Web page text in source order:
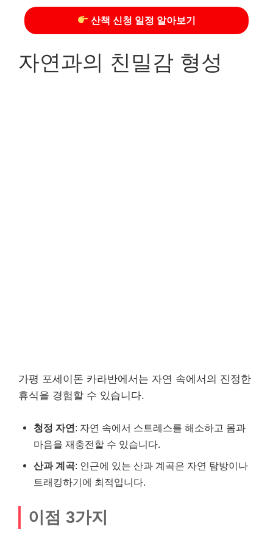
산책 신청 일정 알아보기
자연과의 친밀감 형성
가평 포세이돈 카라반에서는 자연 속에서의 진정한
휴식을 경험할 수 있습니다.
청정 자연: 자연 속에서 스트레스를 해소하고 몸과
마음을 재충전할 수 있습니다.
산과 계곡: 인근에 있는 산과 계곡은 자연 탐방이나
트래킹하기에 최적입니다.
이점 3가지